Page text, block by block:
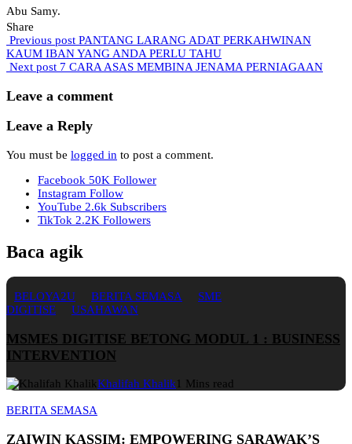
Abu Samy.
Share
Previous post PANTANG LARANG ADAT PERKAHWINAN
KAUM IBAN YANG ANDA PERLU TAHU
Next post 7 CARA ASAS MEMBINA JENAMA PERNIAGAAN
Leave a comment
Leave a Reply
You must be logged in to post a comment.
Facebook 50K Follower
Instagram Follow
YouTube 2.6k Subscribers
TikTok 2.2K Followers
Baca agik
BELOYA2U BERITA SEMASA
SME
DIGITISE
USAHAWAN
MSMES DIGITISE BETONG MODUL 1 : BUSINESS
INTERVENTION
Khalifah Khalik1 Mins read
BERITA SEMASA
ZAIWIN KASSIM: EMPOWERING SARAWAK’S